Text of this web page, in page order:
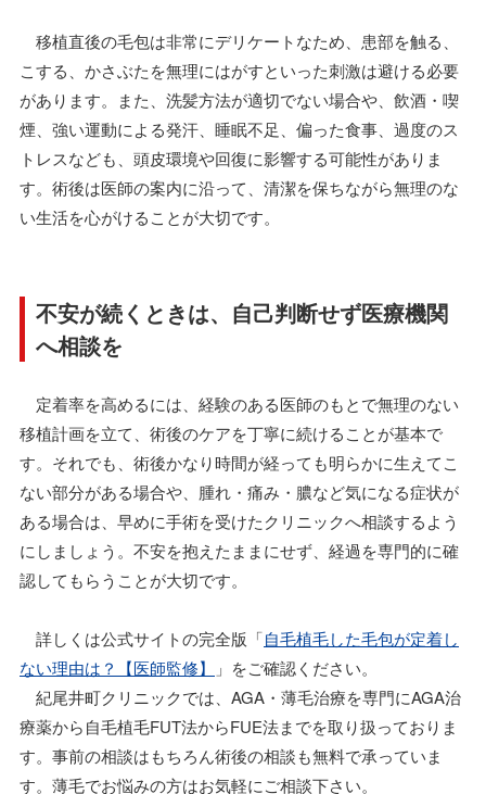
移植直後の毛包は非常にデリケートなため、患部を触る、
こする、かさぶたを無理にはがすといった刺激は避ける必要
があります。また、洗髪方法が適切でない場合や、飲酒・喫
煙、強い運動による発汗、睡眠不足、偏った食事、過度のス
トレスなども、頭皮環境や回復に影響する可能性がありま
す。術後は医師の案内に沿って、清潔を保ちながら無理のな
い生活を心がけることが大切です。
不安が続くときは、自己判断せず医療機関
へ相談を
定着率を高めるには、経験のある医師のもとで無理のない
移植計画を立て、術後のケアを丁寧に続けることが基本で
す。それでも、術後かなり時間が経っても明らかに生えてこ
ない部分がある場合や、腫れ・痛み・膿など気になる症状が
ある場合は、早めに手術を受けたクリニックへ相談するよう
にしましょう。不安を抱えたままにせず、経過を専門的に確
認してもらうことが大切です。
詳しくは公式サイトの完全版「自毛植毛した毛包が定着し
ない理由は？【医師監修】
」をご確認ください。
紀尾井町クリニックでは、AGA・薄毛治療を専門にAGA治
療薬から自毛植毛FUT法からFUE法までを取り扱っておりま
す。事前の相談はもちろん術後の相談も無料で承っていま
す。薄毛でお悩みの方はお気軽にご相談下さい。